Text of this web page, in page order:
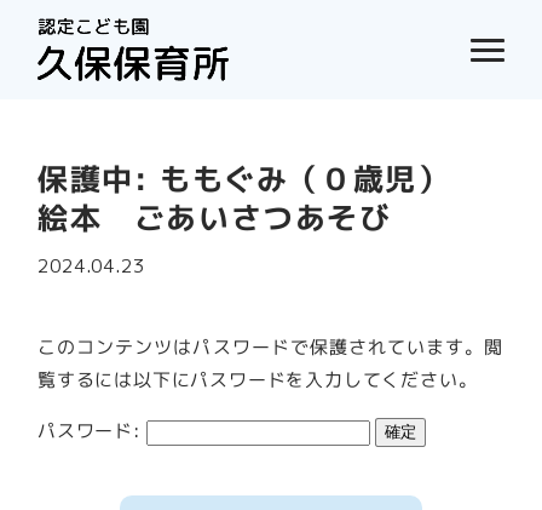
保護中: ももぐみ（０歳児）
絵本 ごあいさつあそび
2024.04.23
このコンテンツはパスワードで保護されています。閲
覧するには以下にパスワードを入力してください。
パスワード: